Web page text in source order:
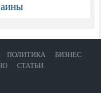
ПОЛИТИКА
БИЗНЕС
СТАТЬИ